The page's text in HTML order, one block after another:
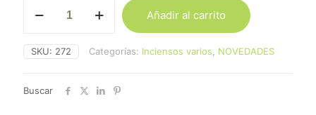
Golden
cantidad
Añadir al carrito
SKU: 272 Categorías: Inciensos varios, NOVEDADES
Buscar